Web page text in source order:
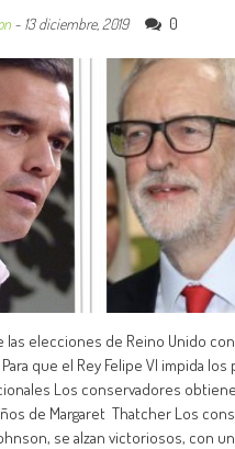
- 13 diciembre, 2019 0
las elecciones de Reino Unido
Para que el Rey Felipe VI impida
Los conservadores
de Margaret Thatcher Los
se alzan victoriosos, con